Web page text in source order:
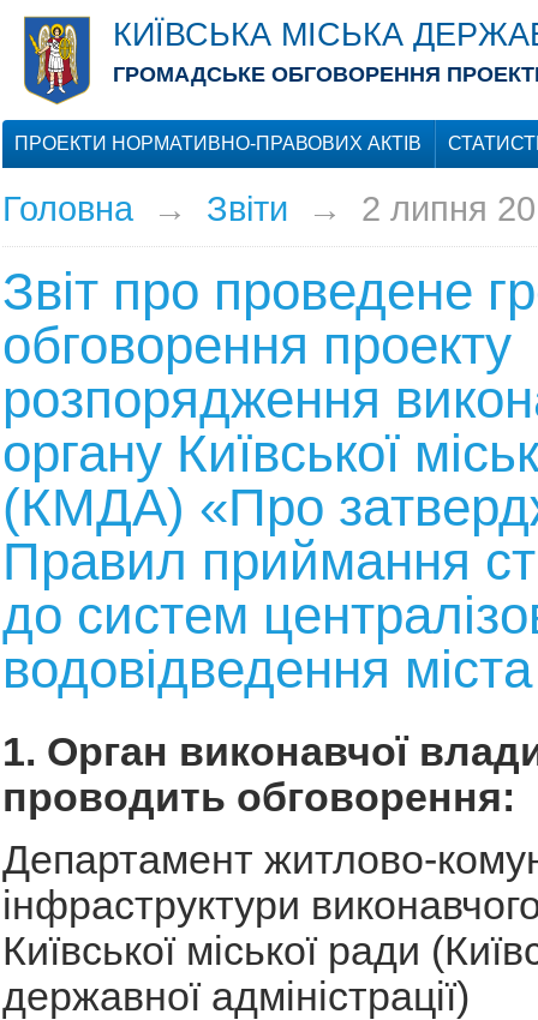
КИЇВСЬКА МІСЬКА
ГРОМАДСЬКЕ ОБГОВОРЕННЯ
ПРОЕКТИ НОРМАТИВНО-ПРАВОВИХ АКТІВ
Головна→ Звіти → 2 липня
Звіт про проведене
обговорення проекту
розпорядження
органу Київської
(КМДА) «Про
Правил приймання
до систем
водовідведення
1. Орган виконавчої
проводить обговорення:
Департамент житлово-
інфраструктури
Київської міської ради
державної адміністрації)